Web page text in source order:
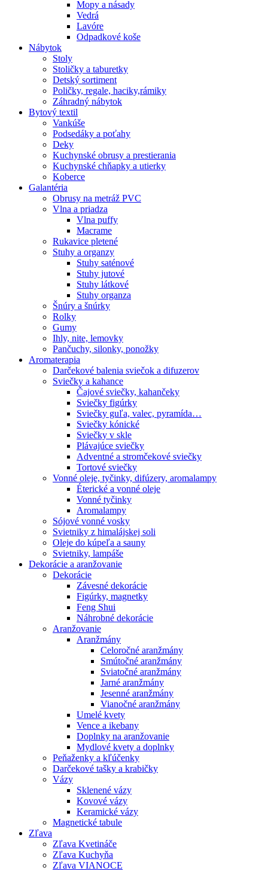
Mopy a násady
Vedrá
Lavóre
Odpadkové koše
Nábytok
Stoly
Stoličky a taburetky
Detský sortiment
Poličky, regale, haciky,rámiky
Záhradný nábytok
Bytový textil
Vankúše
Podsedáky a poťahy
Deky
Kuchynské obrusy a prestierania
Kuchynské chňapky a utierky
Koberce
Galantéria
Obrusy na metráž PVC
Vlna a priadza
Vlna puffy
Macrame
Rukavice pletené
Stuhy a organzy
Stuhy saténové
Stuhy jutové
Stuhy látkové
Stuhy organza
Šnúry a šnúrky
Rolky
Gumy
Ihly, nite, lemovky
Pančuchy, silonky, ponožky
Aromaterapia
Darčekové balenia sviečok a difuzerov
Sviečky a kahance
Čajové sviečky, kahančeky
Sviečky figúrky
Sviečky guľa, valec, pyramída…
Sviečky kónické
Sviečky v skle
Plávajúce sviečky
Adventné a stromčekové sviečky
Tortové sviečky
Vonné oleje, tyčinky, difúzery, aromalampy
Éterické a vonné oleje
Vonné tyčinky
Aromalampy
Sójové vonné vosky
Svietniky z himalájskej soli
Oleje do kúpeľa a sauny
Svietniky, lampáše
Dekorácie a aranžovanie
Dekorácie
Závesné dekorácie
Figúrky, magnetky
Feng Shui
Náhrobné dekorácie
Aranžovanie
Aranžmány
Celoročné aranžmány
Smútočné aranžmány
Sviatočné aranžmány
Jarné aranžmány
Jesenné aranžmány
Vianočné aranžmány
Umelé kvety
Vence a ikebany
Doplnky na aranžovanie
Mydlové kvety a doplnky
Peňaženky a kľúčenky
Darčekové tašky a krabičky
Vázy
Sklenené vázy
Kovové vázy
Keramické vázy
Magnetické tabule
Zľava
Zľava Kvetináče
Zľava Kuchyňa
Zľava VIANOCE